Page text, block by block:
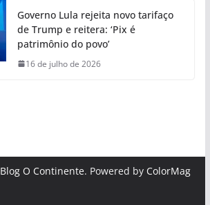
Governo Lula rejeita novo tarifaço
de Trump e reitera: ‘Pix é
patrimônio do povo’
16 de julho de 2026
Blog O Continente. Powered by ColorMag